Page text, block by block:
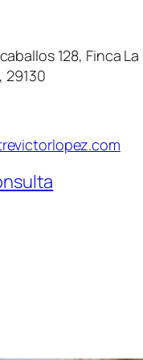
128, Finca
29130